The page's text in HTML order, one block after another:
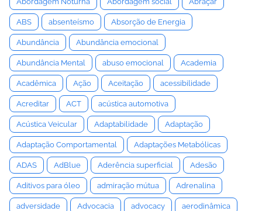
ABS absenteísmo Absorção de Energia
Abundância Abundância emocional
Abundância Mental abuso emocional Academia
Acadêmica Ação Aceitação acessibilidade
Acreditar ACT acústica automotiva
Acústica Veicular Adaptabilidade Adaptação
Adaptação Comportamental Adaptações Metabólicas
ADAS AdBlue Aderência superficial Adesão
Aditivos para óleo admiração mútua Adrenalina
adversidade Advocacia advocacy aerodinâmica